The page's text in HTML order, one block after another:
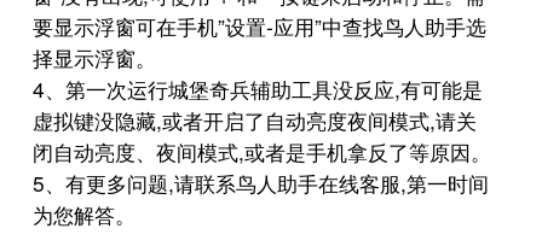
要显示浮窗可在手机”设置-应用”中查找鸟人助手选
择显示浮窗。
4、第一次运行城堡奇兵辅助工具没反应,有可能是
虚拟键没隐藏,或者开启了自动亮度夜间模式,请关
闭自动亮度、夜间模式,或者是手机拿反了等原因。
5、有更多问题,请联系鸟人助手在线客服,第一时间
为您解答。